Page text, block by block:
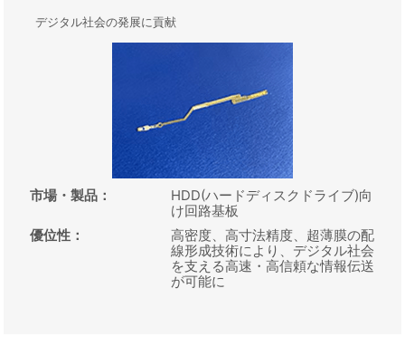
デジタル社会の発展に貢献
市場・製品 ：
HDD(ハードディスクドライブ)向
け回路基板
優位性 ：
高密度、高寸法精度、超薄膜の配
線形成技術により、デジタル社会
を支える高速・高信頼な情報伝送
が可能に